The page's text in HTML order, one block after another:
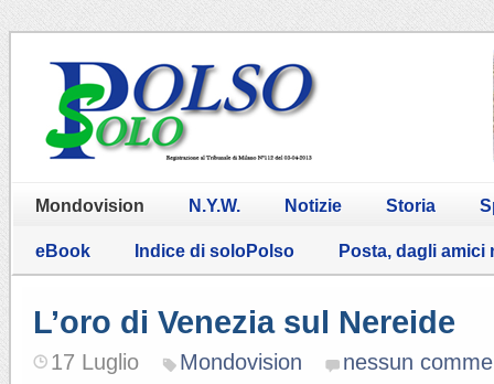
Mondovision N.Y.W. Notizie Storia
eBook Indice di soloPolso Posta, dagli amici
L’oro di Venezia sul Nereide
17 Luglio Mondovision nessun